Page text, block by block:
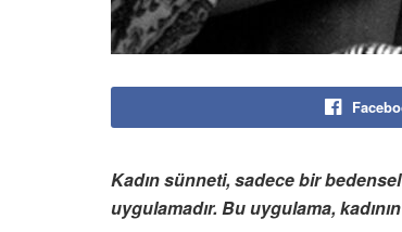
Kadın sünneti, sadece bir
uygulamadır. Bu uygulama,